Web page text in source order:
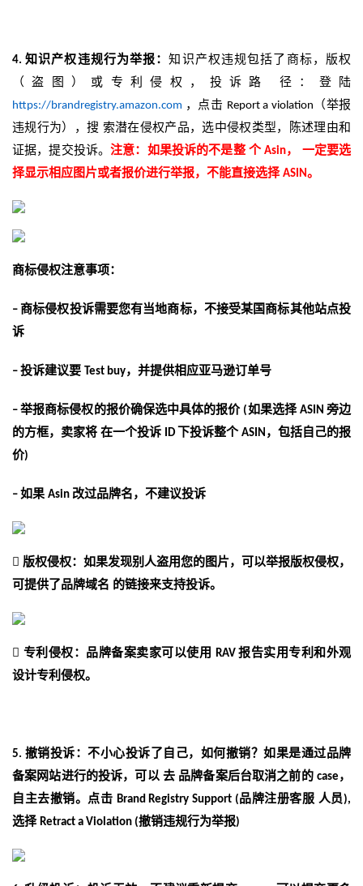
4.知识产权违规行为举报：知识产权违规包括了商标，版权
（盗图）或专利侵权，投诉路 径：登陆
https://brandregistry.amazon.com ，点击 Report a violation （举报
违规行为），搜 索潜在侵权产品，选中侵权类型，陈述理由和
证据，提交投诉。注意：如果投诉的不是整 个Asin， 一定要选
择显示相应图片或者报价进行举报，不能直接选择 ASIN。
商标侵权注意事项：
– 商标侵权投诉需要您有当地商标，不接受某国商标其他站点投
诉
– 投诉建议要 Test buy，并提供相应亚马逊订单号
–举报商标侵权的报价确保选中具体的报价 (如果选择 ASIN 旁边
的方框，卖家将 在一个投诉 ID 下投诉整个 ASIN ，包括自己的报
价)
– 如果 Asin 改过品牌名，不建议投诉
 版权侵权：如果发现别人盗用您的图片，可以举报版权侵权，
可提供了品牌域名 的链接来支持投诉。
 专利侵权：品牌备案卖家可以使用 RAV 报告实用专利和外观
设计专利侵权。
5. 撤销投诉：不小心投诉了自己，如何撤销？ 如果是通过品牌
备案网站进行的投诉，可以 去 品牌备案后台取消之前的 case ，
自主去撤销。点击 Brand Registry Support (品牌注册客服 人员),
选择 Retract a Violation (撤销违规行为举报)